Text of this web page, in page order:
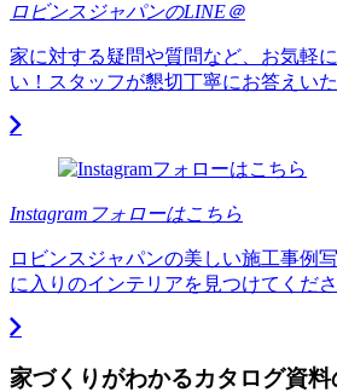
ロビンスジャパンのLINE＠
家に対する疑問や質問など、お気軽
い！スタッフが懇切丁寧にお答えいた
Instagramフォローはこちら
ロビンスジャパンの美しい施工事例
に入りのインテリアを見つけてくださ
家づくりがわかるカタログ資